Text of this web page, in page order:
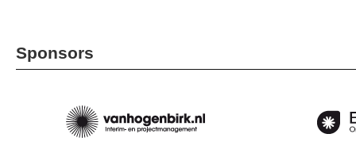
Sponsors